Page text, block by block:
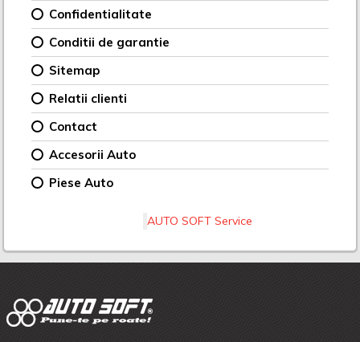
Confidentialitate
Conditii de garantie
Sitemap
Relatii clienti
Contact
Accesorii Auto
Piese Auto
AUTO SOFT Service